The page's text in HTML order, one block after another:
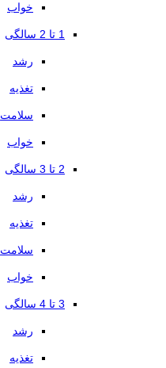
خواب
1 تا 2 سالگی
رشد
تغذیه
سلامت
خواب
2 تا 3 سالگی
رشد
تغذیه
سلامت
خواب
3 تا 4 سالگی
رشد
تغذیه